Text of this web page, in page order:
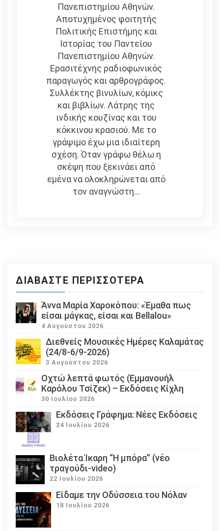
Πανεπιστημίου Αθηνών.
Αποτυχημένος φοιτητής
Πολιτικής Επιστήμης και
Ιστορίας του Παντείου
Πανεπιστημίου Αθηνών.
Ερασιτέχνης ραδιοφωνικός
παραγωγός και αρθρογράφος.
Συλλέκτης βινυλίων, κόμικς
και βιβλίων. Λάτρης της
ινδικής κουζίνας και του
κόκκινου κρασιού. Με το
γράψιμο έχω μια ιδιαίτερη
σχέση. Όταν γράφω θέλω η
σκέψη που ξεκινάει από
εμένα να ολοκληρώνεται από
τον αναγνώστη...
ΔΙΑΒΆΣΤΕ ΠΕΡΙΣΣΌΤΕΡΑ
Άννα Μαρία Χαροκόπου: «Έμαθα πως
είσαι μάγκας, είσαι και Bellalou»
4 Αυγούστου 2026
Διεθνείς Μουσικές Ημέρες Καλαμάτας
(24/8-6/9-2026)
3 Αυγούστου 2026
Οχτώ λεπτά φωτός (Εμμανουήλ
Καρόλου Τσίζεκ) – Εκδόσεις Κίχλη
30 Ιουλίου 2026
Εκδόσεις Γράφημα: Νέες Εκδόσεις
24 Ιουλίου 2026
Βιολέτα Ίκαρη “Η μπόρα” (νέο
τραγούδι-video)
22 Ιουλίου 2026
Eίδαμε την Οδύσσεια του Νόλαν
18 Ιουλίου 2026